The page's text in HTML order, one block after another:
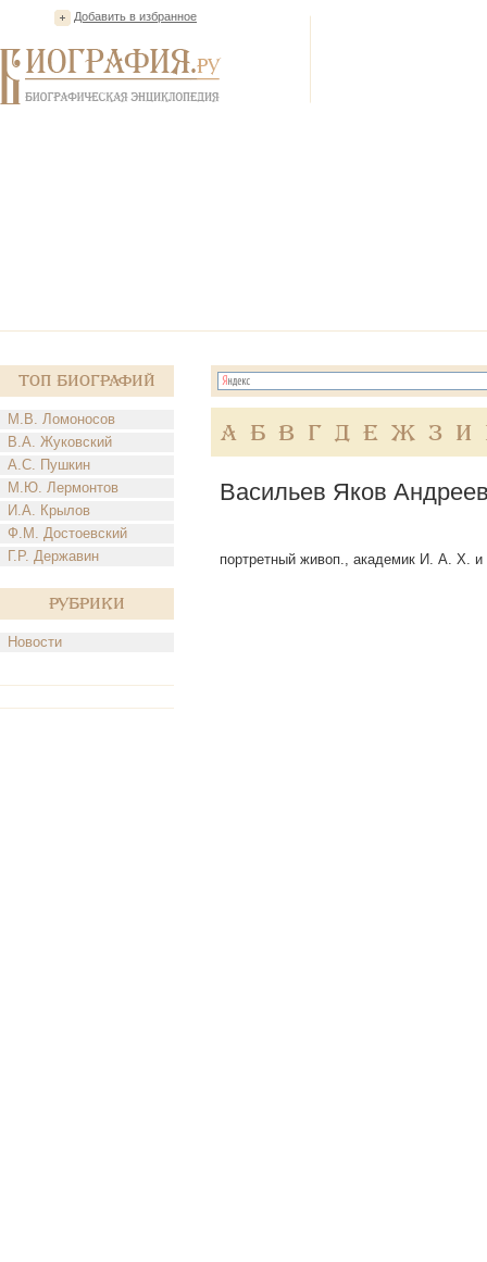
Добавить в избранное
Топ Биографий
М.В. Ломоносов
В.А. Жуковский
А.С. Пушкин
М.Ю. Лермонтов
И.А. Крылов
Ф.М. Достоевский
Г.Р. Державин
Рубрики
Новости
А Б В Г Д Е Ж З И
Васильев Яков
портретный живоп., академик И. А. X. и